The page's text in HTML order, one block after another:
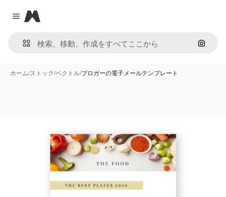
Close menu
Magnific
画像で
ホーム/ストック/ベクトル/ブロガーの電子メールテンプレート